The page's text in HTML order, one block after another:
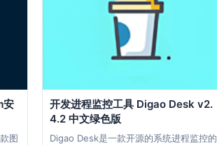
安
图
开发进程监控工具 Digao Desk v2.
4.2 中文绿色版
Digao Desk是一款开源的系统进程监控的